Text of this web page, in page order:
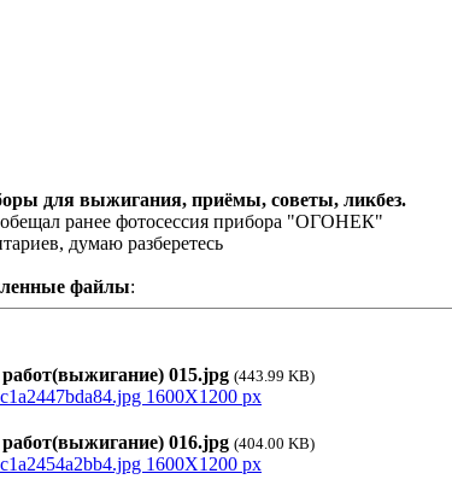
для выжигания, приёмы, советы, ликбез.
ранее фотосессия прибора "ОГОНЕК"
думаю разберетесь
файлы:
015.jpg (443.99 KB)
016.jpg (404.00 KB)